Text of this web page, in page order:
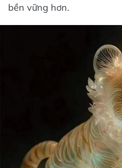
bền vững hơn.